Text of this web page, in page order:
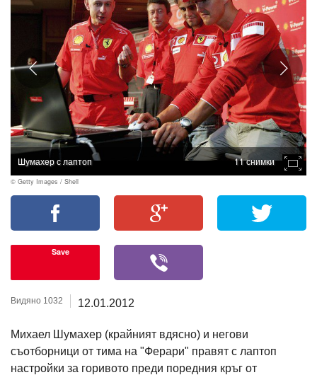
Шумахер с лаптоп 11 снимки
© Getty Images / Shell
Save
Видяно 1032 12.01.2012
Михаел Шумахер (крайният вдясно) и негови
съотборници от тима на "Ферари" правят с лаптоп
настройки за горивото преди поредния кръг от